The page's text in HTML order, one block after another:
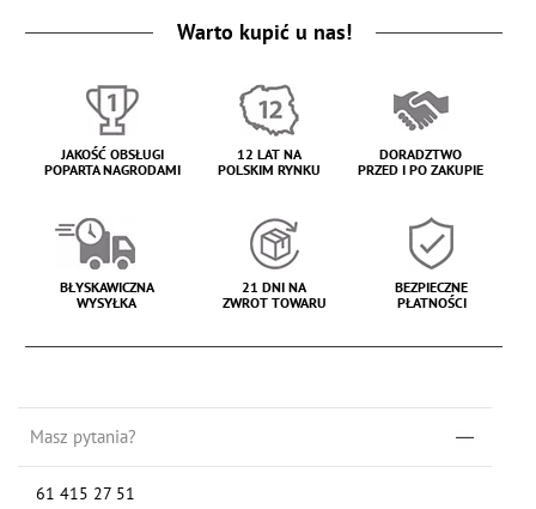
Warto kupić u nas!
JAKOŚĆ OBSŁUGI
POPARTA NAGRODAMI
12 LAT NA
POLSKIM RYNKU
DORADZTWO
PRZED I PO ZAKUPIE
BŁYSKAWICZNA
WYSYŁKA
21 DNI NA
ZWROT TOWARU
BEZPIECZNE
PŁATNOŚCI
Masz pytania?
61 415 27 51